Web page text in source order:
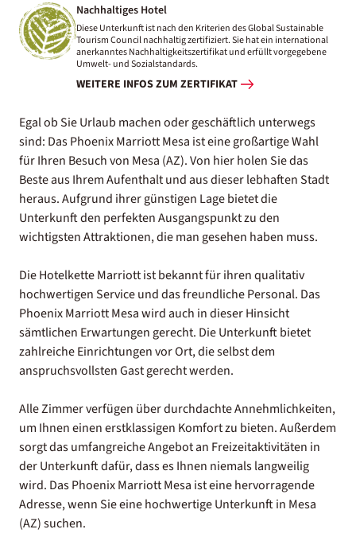
Nachhaltiges Hotel
Diese Unterkunft ist nach den Kriterien des Global Sustainable
Tourism Council nachhaltig zertifiziert. Sie hat ein international
anerkanntes Nachhaltigkeitszertifikat und erfüllt vorgegebene
Umwelt- und Sozialstandards.
WEITERE INFOS ZUM ZERTIFIKAT
Egal ob Sie Urlaub machen oder geschäftlich unterwegs
sind: Das Phoenix Marriott Mesa ist eine großartige Wahl
für Ihren Besuch von Mesa (AZ). Von hier holen Sie das
Beste aus Ihrem Aufenthalt und aus dieser lebhaften Stadt
heraus. Aufgrund ihrer günstigen Lage bietet die
Unterkunft den perfekten Ausgangspunkt zu den
wichtigsten Attraktionen, die man gesehen haben muss.
Die Hotelkette Marriott ist bekannt für ihren qualitativ
hochwertigen Service und das freundliche Personal. Das
Phoenix Marriott Mesa wird auch in dieser Hinsicht
sämtlichen Erwartungen gerecht. Die Unterkunft bietet
zahlreiche Einrichtungen vor Ort, die selbst dem
anspruchsvollsten Gast gerecht werden.
Alle Zimmer verfügen über durchdachte Annehmlichkeiten,
um Ihnen einen erstklassigen Komfort zu bieten. Außerdem
sorgt das umfangreiche Angebot an Freizeitaktivitäten in
der Unterkunft dafür, dass es Ihnen niemals langweilig
wird. Das Phoenix Marriott Mesa ist eine hervorragende
Adresse, wenn Sie eine hochwertige Unterkunft in Mesa
(AZ) suchen.